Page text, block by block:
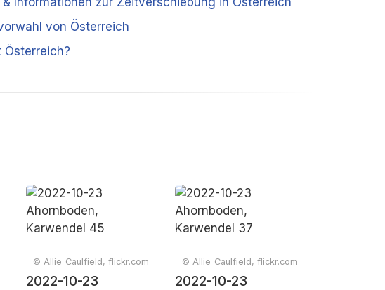
von Österreich
Österreich?
© Allie_Caulfield, flickr.com
2022-10-23
© Allie_Caulfield, flickr.com
2022-10-23